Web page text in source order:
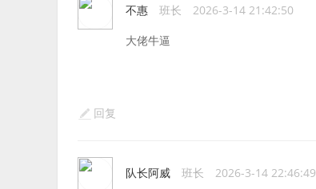
不惠 班长 2026-3-14 21:42:50
大佬牛逼
回复
队长阿威 班长 2026-3-14 22:46:49